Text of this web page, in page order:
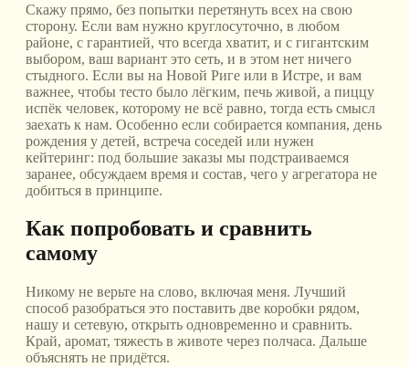
Скажу прямо, без попытки перетянуть всех на свою
сторону. Если вам нужно круглосуточно, в любом
районе, с гарантией, что всегда хватит, и с гигантским
выбором, ваш вариант это сеть, и в этом нет ничего
стыдного. Если вы на Новой Риге или в Истре, и вам
важнее, чтобы тесто было лёгким, печь живой, а пиццу
испёк человек, которому не всё равно, тогда есть смысл
заехать к нам. Особенно если собирается компания, день
рождения у детей, встреча соседей или нужен
кейтеринг: под большие заказы мы подстраиваемся
заранее, обсуждаем время и состав, чего у агрегатора не
добиться в принципе.
Как попробовать и сравнить
самому
Никому не верьте на слово, включая меня. Лучший
способ разобраться это поставить две коробки рядом,
нашу и сетевую, открыть одновременно и сравнить.
Край, аромат, тяжесть в животе через полчаса. Дальше
объяснять не придётся.